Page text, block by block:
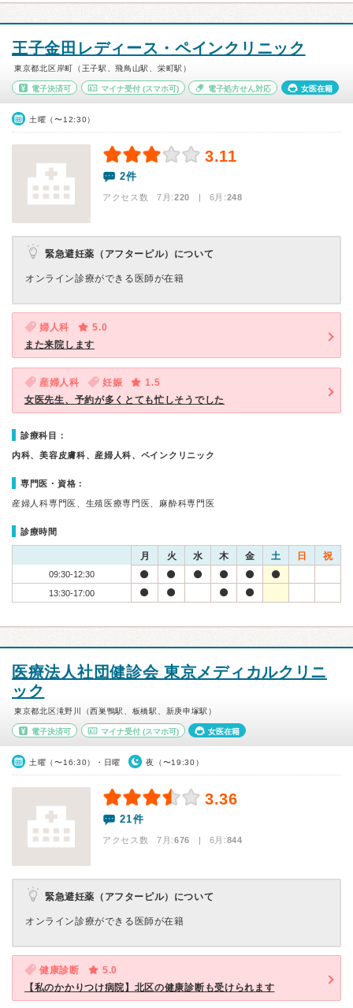
王子金田レディース・ペインクリニック
東京都北区岸町（王子駅、飛鳥山駅、栄町駅）
電子決済可 マイナ受付(スマホ可) 電子処方せん対応 女医在籍
土曜（〜12:30）
3.11
2件
アクセス数 7月:220 | 6月:248
緊急避妊薬（アフターピル）について
オンライン診療ができる医師が在籍
婦人科
5.0
また来院します
産婦人科 妊娠
1.5
女医先生、予約が多くとても忙しそうでした
診療科目：
内科、美容皮膚科、産婦人科、ペインクリニック
専門医・資格：
産婦人科専門医、生殖医療専門医、麻酔科専門医
診療時間
月 火 水 木 金 土 日 祝
09:30-12:30
13:30-17:00
医療法人社団健診会 東京メディカルクリニ
ック
東京都北区滝野川（西巣鴨駅、板橋駅、新庚申塚駅）
電子決済可 マイナ受付(スマホ可) 女医在籍
土曜（〜16:30）・日曜 夜（〜19:30）
3.36
21件
アクセス数 7月:676 | 6月:844
緊急避妊薬（アフターピル）について
オンライン診療ができる医師が在籍
健康診断
5.0
【私のかかりつけ病院】北区の健康診断も受けられます